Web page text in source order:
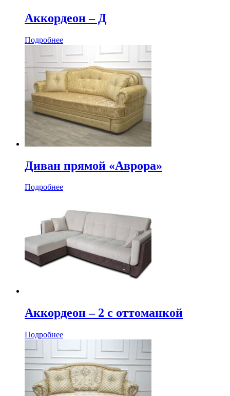
Аккордеон ‒ Д
Подробнее
Диван прямой «Аврора»
Подробнее
Аккордеон ‒ 2 с оттоманкой
Подробнее